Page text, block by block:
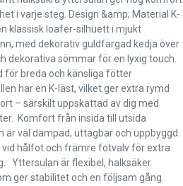
i varje steg. Design &amp; Material K-
klassisk loafer-silhuett i mjukt
med dekorativ guldfärgad kedja över
dekorativa sömmar för en lyxig touch.
för breda och känsliga fötter
har en K-läst, vilket ger extra rymd
– särskilt uppskattad av dig med
Komfort från insida till utsida
är väl dämpad, uttagbar och uppbyggd
vid hålfot och främre fotvalv för extra
Yttersulan är flexibel, halksäker
ger stabilitet och en följsam gång.